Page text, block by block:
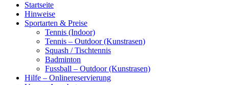
Startseite
Hinweise
Sportarten & Preise
Tennis (Indoor)
Tennis – Outdoor (Kunstrasen)
Squash / Tischtennis
Badminton
Fussball – Outdoor (Kunstrasen)
Hilfe – Onlinereservierung